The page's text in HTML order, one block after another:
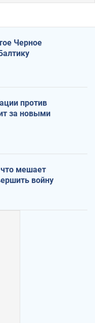
Черное
против
за новыми
мешает
войну